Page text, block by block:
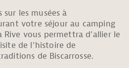
les musées à
votre séjour au camping
Rive vous permettra d’allier le
de l’histoire de
de Biscarrosse.